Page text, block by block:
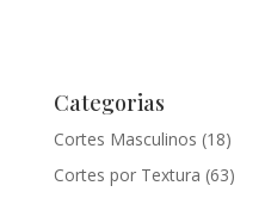
Categorias
Cortes Masculinos (18)
Cortes por Textura (63)